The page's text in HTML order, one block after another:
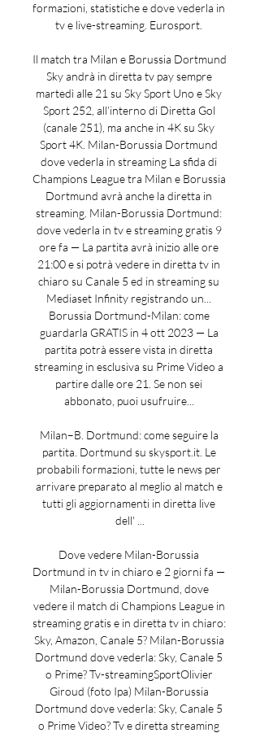
formazioni, statistiche e dove vederla in
tv e live-streaming. Eurosport.
Il match tra Milan e Borussia Dortmund
Sky andrà in diretta tv pay sempre
martedì alle 21 su Sky Sport Uno e Sky
Sport 252, all’interno di Diretta Gol
(canale 251), ma anche in 4K su Sky
Sport 4K. Milan-Borussia Dortmund
dove vederla in streaming La sfida di
Champions League tra Milan e Borussia
Dortmund avrà anche la diretta in
streaming. Milan-Borussia Dortmund:
dove vederla in tv e streaming gratis 9
ore fa — La partita avrà inizio alle ore
21:00 e si potrà vedere in diretta tv in
chiaro su Canale 5 ed in streaming su
Mediaset Infinity registrando un...
Borussia Dortmund-Milan: come
guardarla GRATIS in 4 ott 2023 — La
partita potrà essere vista in diretta
streaming in esclusiva su Prime Video a
partire dalle ore 21. Se non sei
abbonato, puoi usufruire...
Milan–B. Dortmund: come seguire la
partita. Dortmund su skysport.it. Le
probabili formazioni, tutte le news per
arrivare preparato al meglio al match e
tutti gli aggiornamenti in diretta live
dell' ...
Dove vedere Milan-Borussia
Dortmund in tv in chiaro e 2 giorni fa —
Milan-Borussia Dortmund, dove
vedere il match di Champions League in
streaming gratis e in diretta tv in chiaro:
Sky, Amazon, Canale 5? Milan-Borussia
Dortmund dove vederla: Sky, Canale 5
o Prime? Tv-streamingSportOlivier
Giroud (foto Ipa) Milan-Borussia
Dortmund dove vederla: Sky, Canale 5
o Prime Video? Tv e diretta streaming